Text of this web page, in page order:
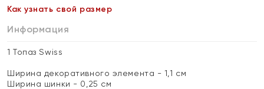
Как узнать свой размер
Информация
1 Топаз Swiss
Ширина декоративного элемента - 1,1 см
Ширина шинки - 0,25 см